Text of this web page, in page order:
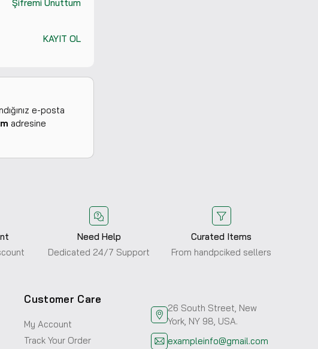
Şifremi Unuttum
KAYIT OL
e-posta
adresine
Need Help
Dedicated 24/7 Support
Curated Items
From handpciked sellers
Customer Care
My Account
Track Your Order
26 South Street, New
York, NY 98, USA.
exampleinfo@gmail.com